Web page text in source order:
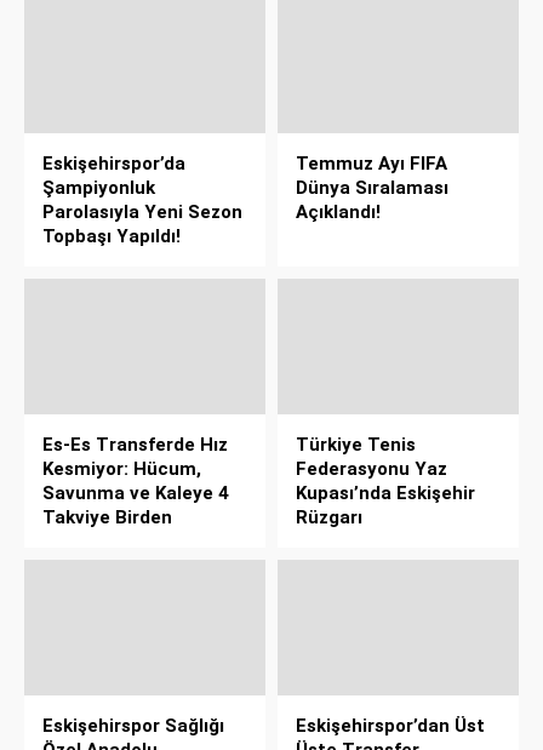
Eskişehirspor’da
Şampiyonluk
Parolasıyla Yeni Sezon
Topbaşı Yapıldı!
Temmuz Ayı FIFA
Dünya Sıralaması
Açıklandı!
Es-Es Transferde Hız
Kesmiyor: Hücum,
Savunma ve Kaleye 4
Takviye Birden
Türkiye Tenis
Federasyonu Yaz
Kupası’nda Eskişehir
Rüzgarı
Eskişehirspor Sağlığı
Eskişehirspor’dan Üst